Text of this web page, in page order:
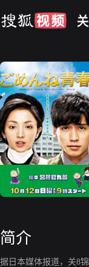
简介
据日本媒体报道，关8